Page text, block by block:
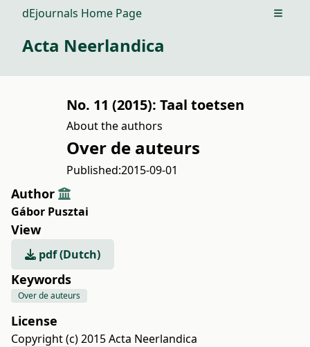
dEjournals Home Page Open
Acta Neerlandica
No. 11 (2015): Taal toetsen
About the authors
Over de auteurs
Published:2015-09-01
Author
Gábor Pusztai
View
pdf (Dutch)
Keywords
Over de auteurs
License
Copyright (c) 2015 Acta Neerlandica